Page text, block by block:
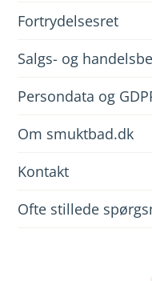
Fortrydelsesret
Salgs- og
Persondata og
Om smuktbad.dk
Kontakt
Ofte stillede